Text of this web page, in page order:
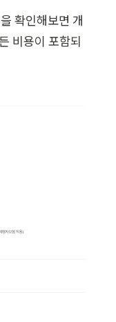
확인해보면 개
비용이 포함되